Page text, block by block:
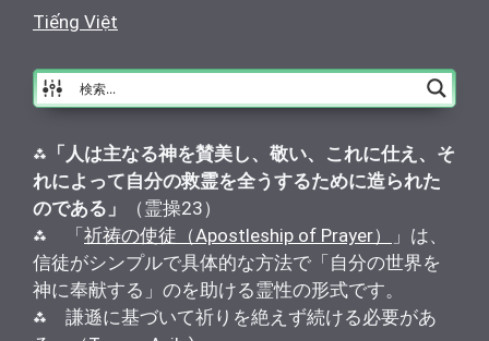
Tiếng Việt
⁂ 「人は主なる神を賛美し、敬い、これに仕え、そ
れによって自分の救霊を全うするために造られた
のである」
（霊操23）
⁂ 「祈祷の使徒（Apostleship of Prayer）
」は、
信徒がシンプルで具体的な方法で「自分の世界を
神に奉献する」のを助ける霊性の形式です。
⁂ 謙遜に基づいて祈りを絶えず続ける必要があ